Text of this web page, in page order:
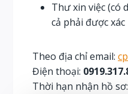
Thư xin việc (có
cả phải được
Theo địa chỉ email:
Điện thoại:
Thời hạn nhận hồ